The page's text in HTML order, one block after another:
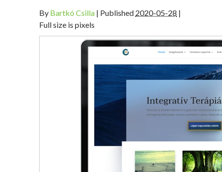
By Bartkó Csilla | Published 2020-05-28 |
Full size is pixels